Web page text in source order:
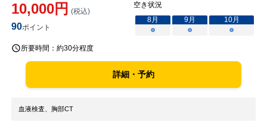
10,000円 (税込)
90ポイント
空き状況
8月 9月 10月
○
○ ○
所要時間： 約30分程度
詳細・予約
血液検査、胸部CT